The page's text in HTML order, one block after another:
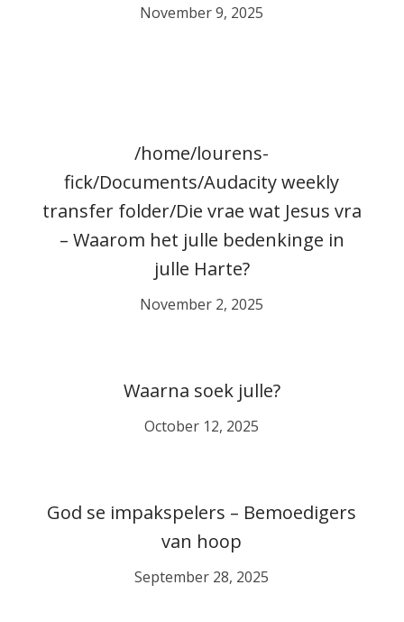
November 9, 2025
/home/lourens-
fick/Documents/Audacity weekly
transfer folder/Die vrae wat Jesus vra
– Waarom het julle bedenkinge in
julle Harte?
November 2, 2025
Waarna soek julle?
October 12, 2025
God se impakspelers – Bemoedigers
van hoop
September 28, 2025